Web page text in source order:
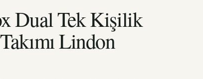
Projelere özel, dayanıklı tekstil
seçkileri.
Dual Tek Kişilik
Lindon